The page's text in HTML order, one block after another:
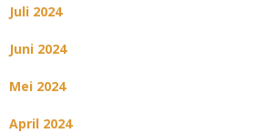
Juli 2024
Juni 2024
Mei 2024
April 2024